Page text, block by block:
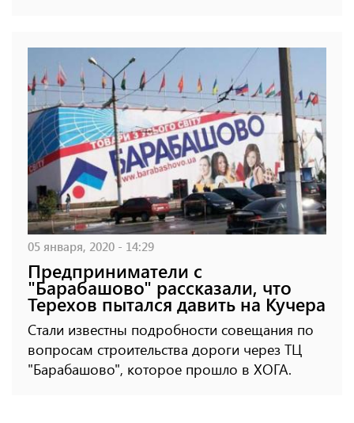
05 января, 2020 - 14:29
Предприниматели с
"Барабашово" рассказали, что
Терехов пытался давить на Кучера
Стали известны подробности совещания по
вопросам строительства дороги через ТЦ
"Барабашово", которое прошло в ХОГА.